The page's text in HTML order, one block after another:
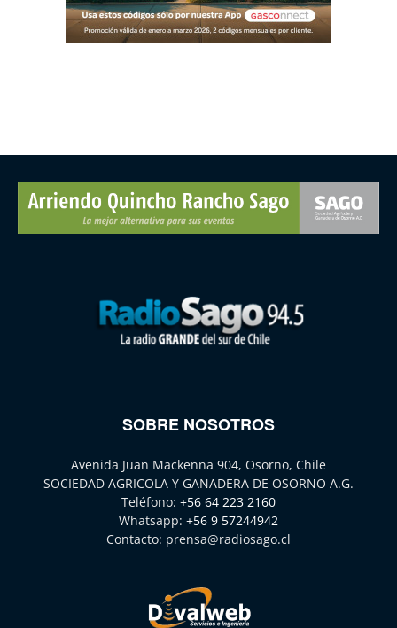
SOBRE NOSOTROS
Avenida Juan Mackenna 904, Osorno, Chile
SOCIEDAD AGRICOLA Y GANADERA DE OSORNO A.G.
Teléfono: +56 64 223 2160
Whatsapp: +56 9 57244942
Contacto: prensa@radiosago.cl